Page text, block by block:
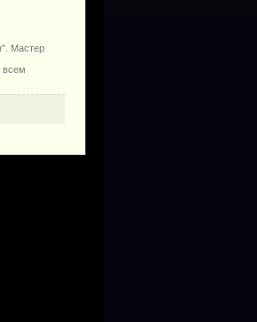
Мастер
всем